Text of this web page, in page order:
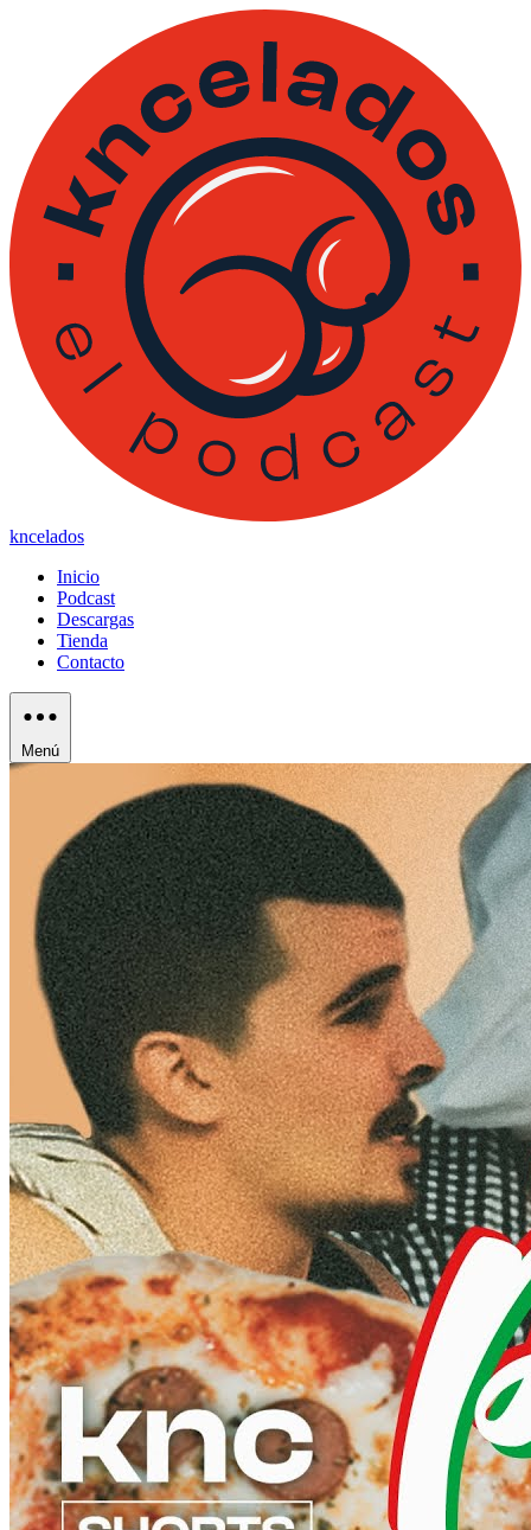
kncelados
Inicio
Podcast
Descargas
Tienda
Contacto
Menú